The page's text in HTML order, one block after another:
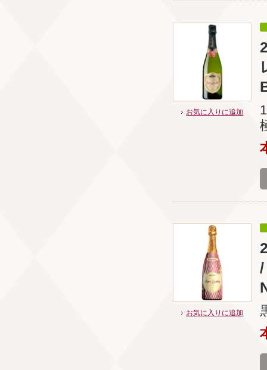
お気に入りに追加
お気に入りに追加